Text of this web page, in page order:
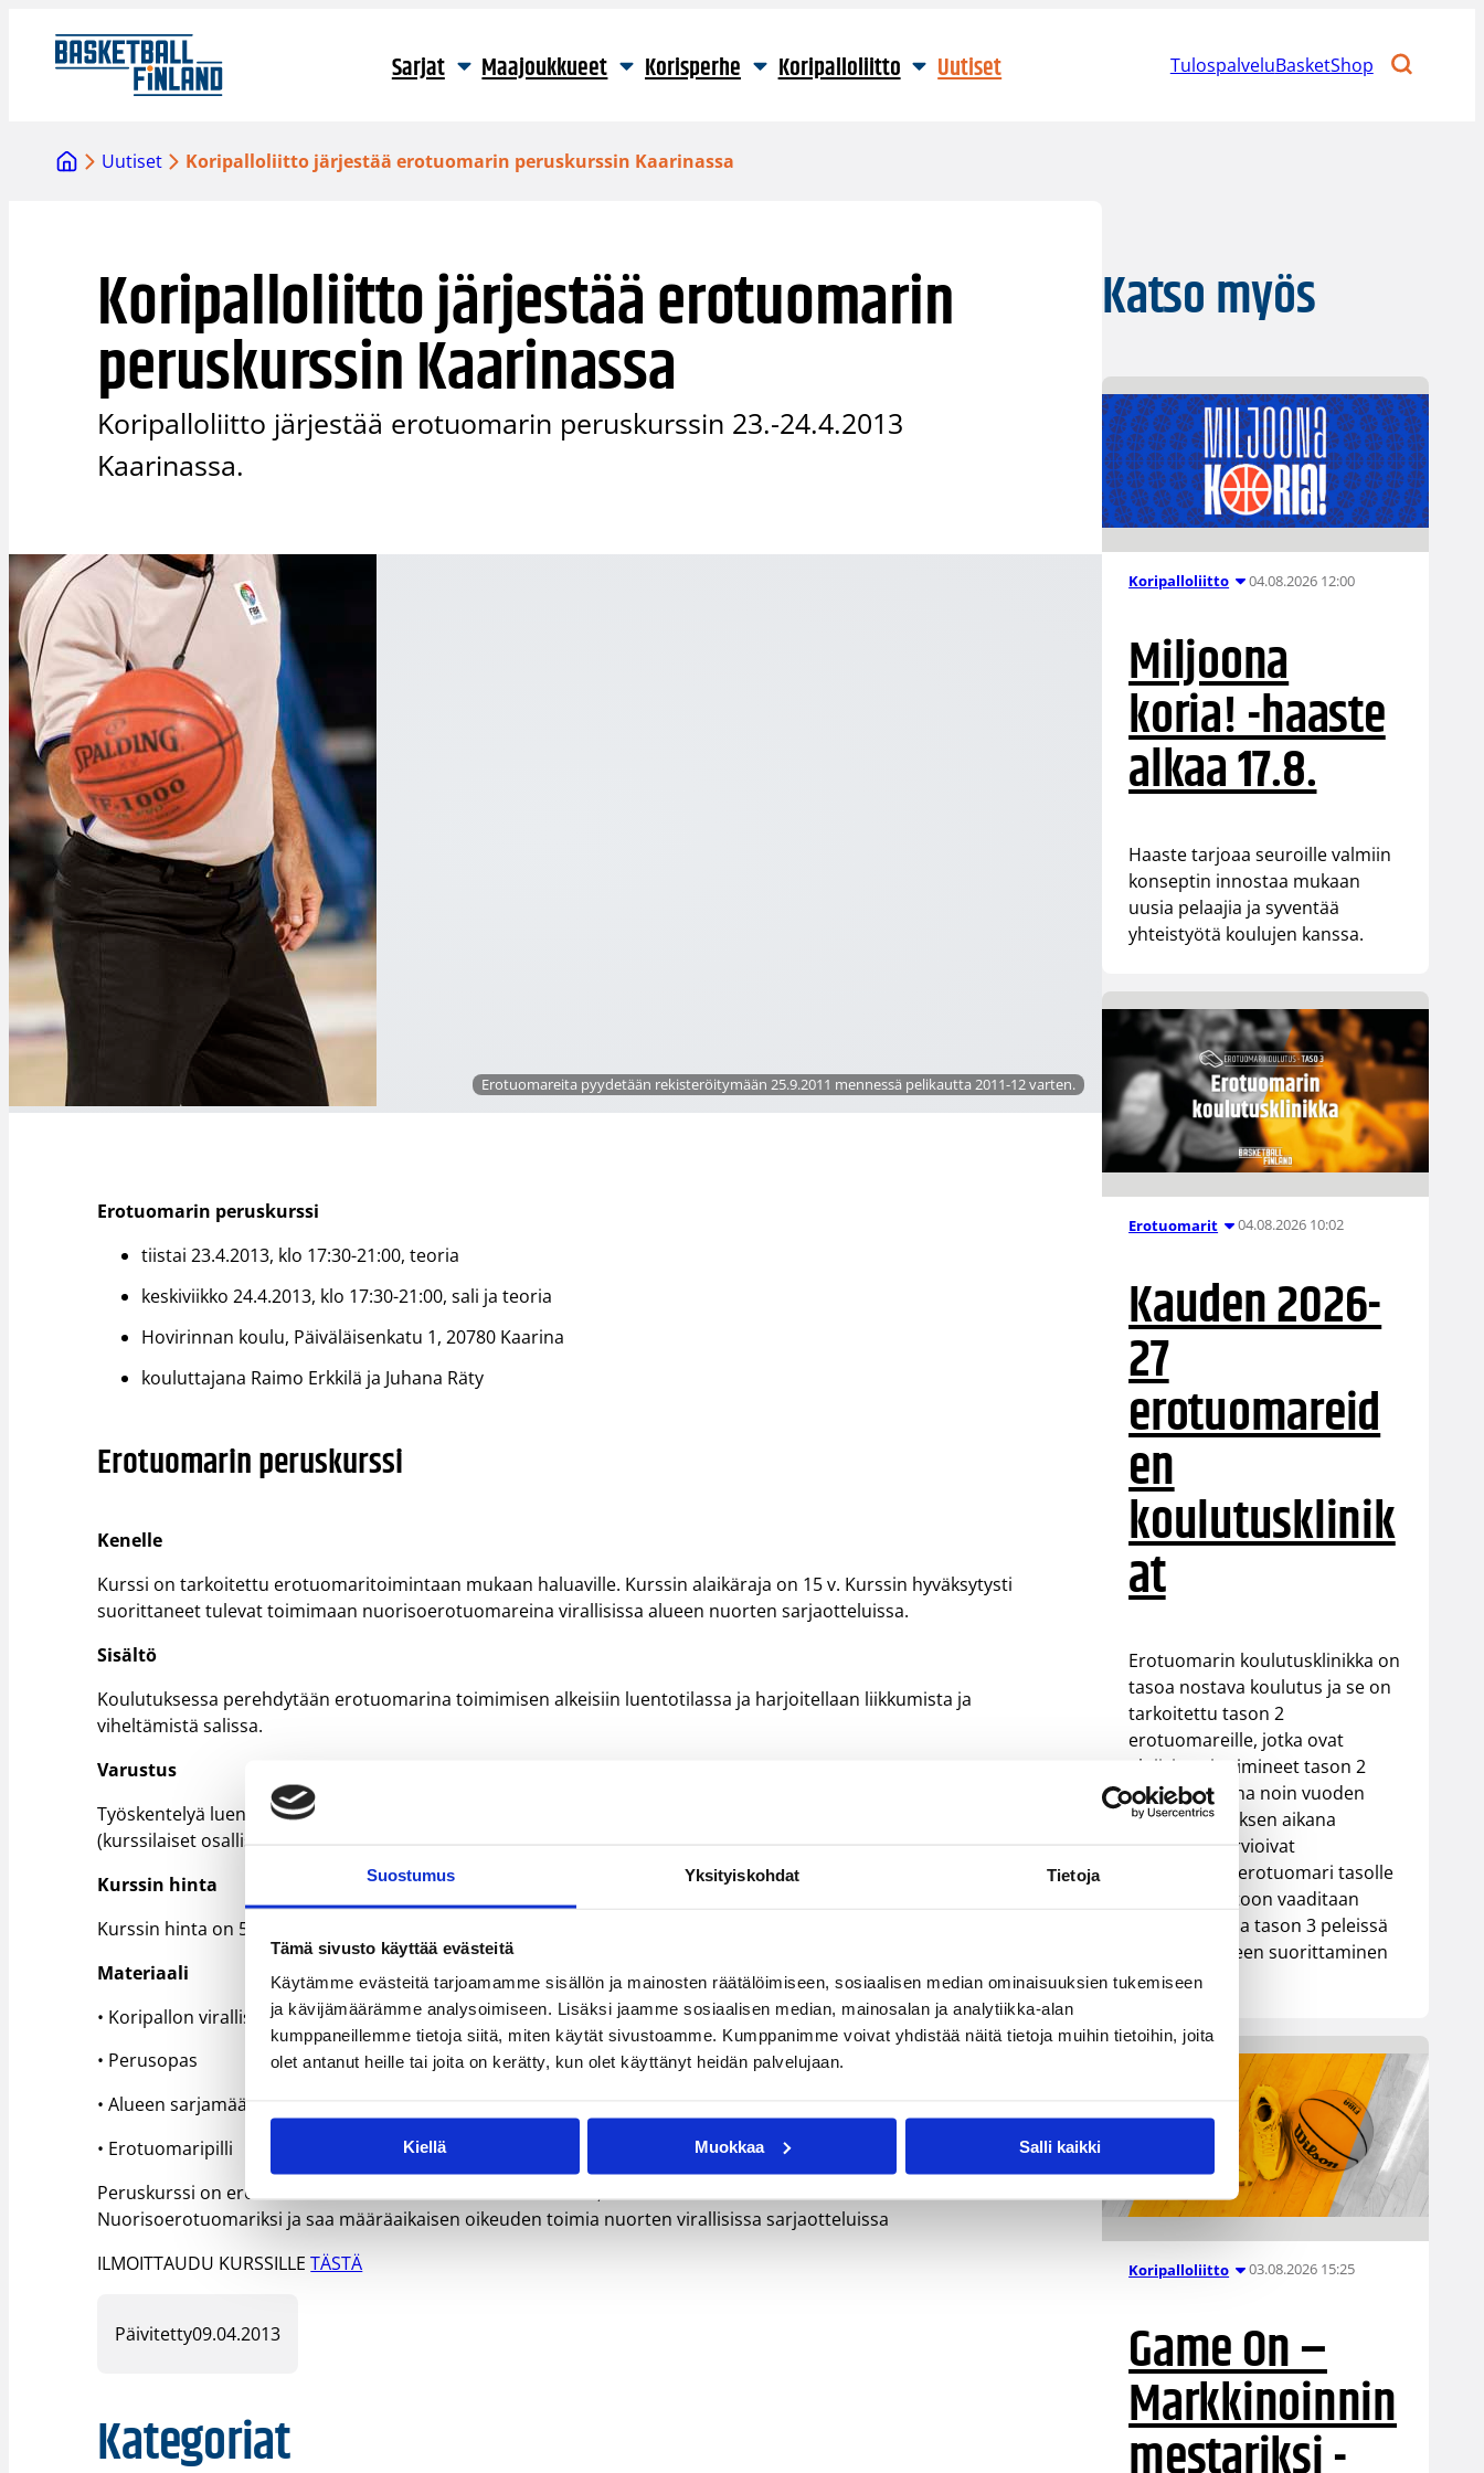
Suostumus Yksityiskohdat Tietoja
Tämä sivusto käyttää evästeitä
Käytämme evästeitä tarjoamamme sisällön ja mainosten räätälöimiseen, sosiaalisen median ominaisuuksien tukemiseen
ja kävijämäärämme analysoimiseen. Lisäksi jaamme sosiaalisen median, mainosalan ja analytiikka-alan
kumppaneillemme tietoja siitä, miten käytät sivustoamme. Kumppanimme voivat yhdistää näitä tietoja muihin tietoihin, joita
olet antanut heille tai joita on kerätty, kun olet käyttänyt heidän palvelujaan.
Kiellä Muokkaa Salli kaikki
sisältöön
Sarjat Maajoukkueet Korisperhe Koripalloliitto Uutiset TulospalveluBasketShop
Uutiset Koripalloliitto järjestää erotuomarin peruskurssin Kaarinassa
Koripalloliitto järjestää erotuomarin
peruskurssin Kaarinassa
Koripalloliitto järjestää erotuomarin peruskurssin 23.-24.4.2013
Kaarinassa.
Erotuomareita pyydetään rekisteröitymään 25.9.2011 mennessä pelikautta 2011-12 varten.
Erotuomarin peruskurssi
tiistai 23.4.2013, klo 17:30-21:00, teoria
keskiviikko 24.4.2013, klo 17:30-21:00, sali ja teoria
Hovirinnan koulu, Päiväläisenkatu 1, 20780 Kaarina
kouluttajana Raimo Erkkilä ja Juhana Räty
Erotuomarin peruskurssi
Kenelle
Kurssi on tarkoitettu erotuomaritoimintaan mukaan haluaville. Kurssin alaikäraja on 15 v. Kurssin hyväksytysti
suorittaneet tulevat toimimaan nuorisoerotuomareina virallisissa alueen nuorten sarjaotteluissa.
Sisältö
Koulutuksessa perehdytään erotuomarina toimimisen alkeisiin luentotilassa ja harjoitellaan liikkumista ja
viheltämistä salissa.
Varustus
Työskentelyä luentotilassa ja salissa, varustuksena muistiinpanovälineet salivarustus kurssin 2. iltana
(kurssilaiset osallistuvat itse tekemällä/kokeilemalla saliharjoitukseen).
Kurssin hinta
Kurssin hinta on 55 euroa, mikä sisältää koulutuksen ja materiaalit. Maksu laskutetaan kurssin jälkeen.
Materiaali
• Koripallon viralliset pelisäännöt
• Perusopas
• Alueen sarjamääräykset
• Erotuomaripilli
Peruskurssi on erotuomarikoulutuksen ensimmäinen kurssi, kesto 6 h. Tällä koulutuksella tulee
Nuorisoerotuomariksi ja saa määräaikaisen oikeuden toimia nuorten virallisissa sarjaotteluissa
ILMOITTAUDU KURSSILLETÄSTÄ
Päivitetty09.04.2013
Kategoriat
Katso myös
Koripalloliitto 04.08.2026 12:00
Miljoona
koria! -haaste
alkaa 17.8.
Haaste tarjoaa seuroille valmiin
konseptin innostaa mukaan
uusia pelaajia ja syventää
yhteistyötä koulujen kanssa.
Erotuomarit 04.08.2026 10:02
Kauden 2026-
27
erotuomareid
en
koulutusklinik
at
Erotuomarin koulutusklinikka on
tasoa nostava koulutus ja se on
tarkoitettu tason 2
erotuomareille, jotka ovat
aktiivisesti toimineet tason 2
erotuomareina noin vuoden
ajan. Koulutuksen aikana
kouluttajat arvioivat
nostetaanko erotuomari tasolle
3. Tason nostoon vaaditaan
valmius toimia tason 3 peleissä
ja sääntökokeen suorittaminen
hyväksytysti.
Koripalloliitto 03.08.2026 15:25
Game On –
Markkinoinnin